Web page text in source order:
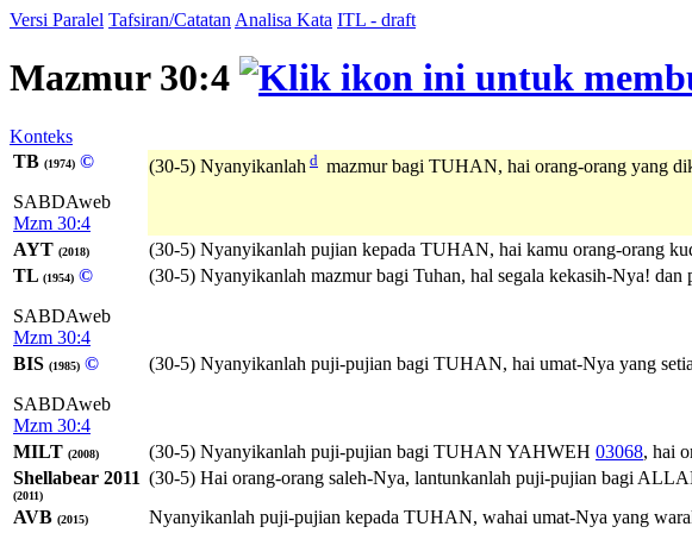
Versi Paralel Tafsiran/Catatan Analisa Kata ITL - draft
Mazmur 30:4
Konteks
TB (1974) ©
SABDAweb
Mzm 30:4
(30-5) Nyanyikanlah d mazmur bagi TUHAN, hai orang-orang yang
AYT (2018)
(30-5) Nyanyikanlah pujian kepada TUHAN, hai kamu orang-orang
TL (1954) ©
SABDAweb
Mzm 30:4
(30-5) Nyanyikanlah mazmur bagi Tuhan, hal segala kekasih-Nya! dan
BIS (1985) ©
SABDAweb
Mzm 30:4
(30-5) Nyanyikanlah puji-pujian bagi TUHAN, hai umat-Nya yang
MILT (2008) (30-5) Nyanyikanlah puji-pujian bagi TUHAN YAHWEH 03068, hai
Shellabear 2011
(2011)
(30-5) Hai orang-orang saleh-Nya, lantunkanlah puji-pujian bagi
AVB (2015) Nyanyikanlah puji-pujian kepada TUHAN, wahai umat-Nya yang